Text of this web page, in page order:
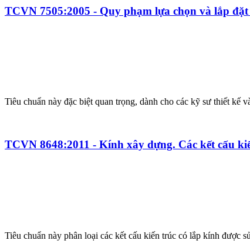
TCVN 7505:2005 - Quy phạm lựa chọn và lắp
Tiêu chuẩn này đặc biệt quan trọng, dành cho các kỹ sư thiết kế
TCVN 8648:2011 - Kính xây dựng. Các kết cấu
Tiêu chuẩn này phân loại các kết cấu kiến trúc có lắp kính được